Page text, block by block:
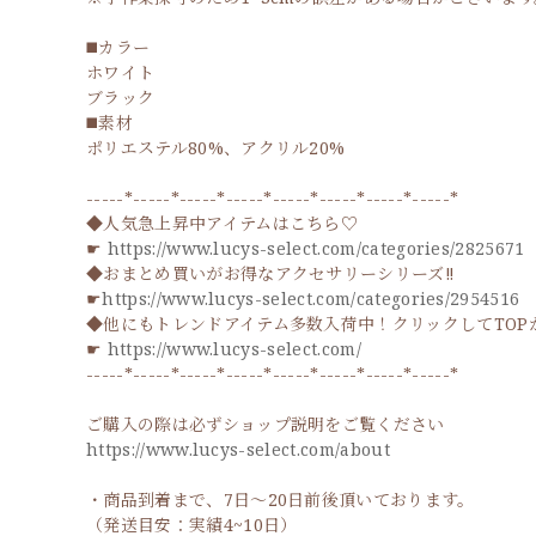
◼️カラー
ホワイト
ブラック
◼️素材
ポリエステル80%、アクリル20%
-----*-----*-----*-----*-----*-----*-----*-----*
◆人気急上昇中アイテムはこちら♡
☛ https://www.lucys-select.com/categories/2825671
◆おまとめ買いがお得なアクセサリーシリーズ‼
☛https://www.lucys-select.com/categories/2954516
◆他にもトレンドアイテム多数入荷中！クリックしてTOP
☛ https://www.lucys-select.com/
-----*-----*-----*-----*-----*-----*-----*-----*
ご購入の際は必ずショップ説明をご覧ください
https://www.lucys-select.com/about
・商品到着まで、7日～20日前後頂いております。
（発送目安：実績4~10日）